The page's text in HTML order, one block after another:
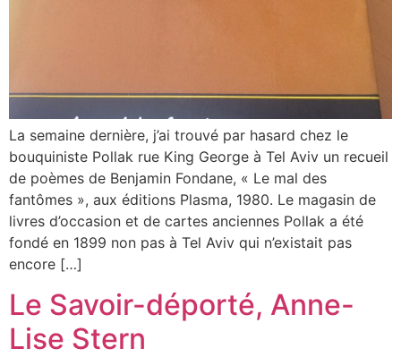
La semaine dernière, j’ai trouvé par hasard chez le
bouquiniste Pollak rue King George à Tel Aviv un recueil
de poèmes de Benjamin Fondane, « Le mal des
fantômes », aux éditions Plasma, 1980. Le magasin de
livres d’occasion et de cartes anciennes Pollak a été
fondé en 1899 non pas à Tel Aviv qui n’existait pas
encore […]
Le Savoir-déporté, Anne-
Lise Stern